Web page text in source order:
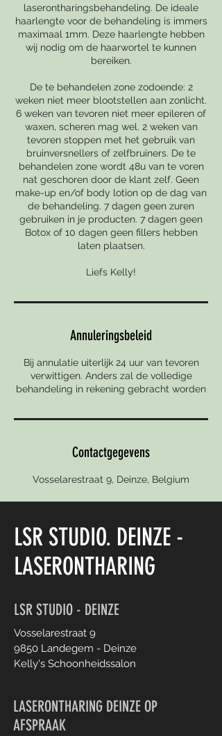
laserontharingsbehandeling. De ideale
haarlengte voor de behandeling is immers
maximaal 1mm. Deze haarlengte hebben
wij nodig om de haarwortel te kunnen
bereiken.
De te behandelen zone zodoende: 2
weken niet meer blootstellen aan zonlicht.
6 weken van tevoren niet meer epileren of
waxen, scheren mag wel. 2 weken van
tevoren stoppen met het gebruik van
bruinversnellers of zelfbruiners. De te
behandelen zone wordt 48u van te voren
nat geschoren door de klant zelf. Geen
make-up en/of body lotion op de dag van
de behandeling. 7 dagen geen zuren
gebruiken in je producten. 7 dagen geen
Botox of 10 dagen geen fillers hebben
laten plaatsen.
Liefs Kelly!
Annuleringsbeleid
Bij annulatie uiterlijk 24 uur van tevoren
verwittigen. Anders zal de volledige
behandeling in rekening gebracht worden
Contactgegevens
Vosselarestraat 9, Deinze, Belgium
LSR STUDIO. DEINZE -
LASERONTHARING
LSR STUDIO - DEINZE
Vosselarestraat 9
9850 Landegem - Deinze
Kelly's Schoonheidssalon
LASERONTHARING DEINZE OP
AFSPRAAK